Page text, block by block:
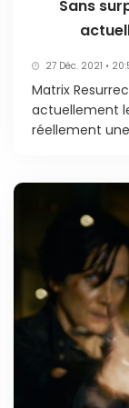
Sans
27 Déc. 2021 •
Matrix
actuellement
réellement